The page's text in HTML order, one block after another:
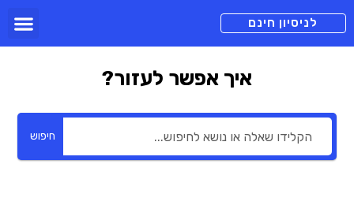
לניסיון חינם
איך אפשר לעזור?
חיפוש